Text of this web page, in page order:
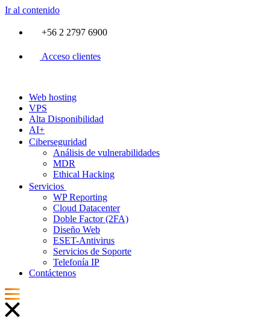
Ir al contenido
+56 2 2797 6900
Acceso clientes
Web hosting
VPS
Alta Disponibilidad
AI+
Ciberseguridad
Análisis de vulnerabilidades
MDR
Ethical Hacking
Servicios
WP Reporting
Cloud Datacenter
Doble Factor (2FA)
Diseño Web
ESET-Antivirus
Servicios de Soporte
Telefonía IP
Contáctenos